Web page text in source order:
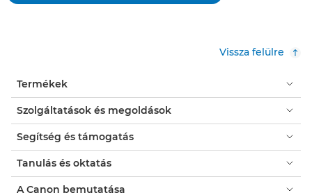
.
nyitni
egy
modális
párbeszédpanelt.
Vissza felülre
Termékek
Szolgáltatások és megoldások
Segítség és támogatás
Tanulás és oktatás
A Canon bemutatása